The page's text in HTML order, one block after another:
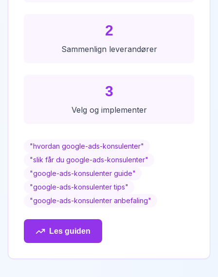
2
Sammenlign leverandører
3
Velg og implementer
"hvordan google-ads-konsulenter"
"slik får du google-ads-konsulenter"
"google-ads-konsulenter guide"
"google-ads-konsulenter tips"
"google-ads-konsulenter anbefaling"
Les guiden